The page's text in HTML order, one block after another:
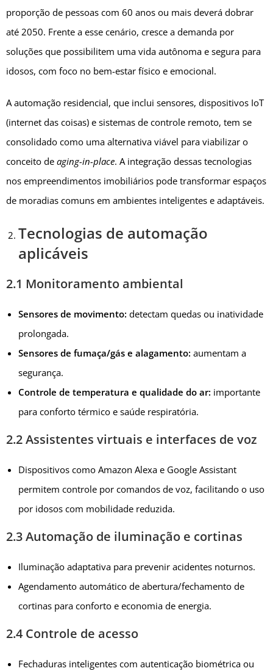
proporção de pessoas com 60 anos ou mais deverá dobrar
até 2050. Frente a esse cenário, cresce a demanda por
soluções que possibilitem uma vida autônoma e segura para
idosos, com foco no bem-estar físico e emocional.
A automação residencial, que inclui sensores, dispositivos IoT
(internet das coisas) e sistemas de controle remoto, tem se
consolidado como uma alternativa viável para viabilizar o
conceito deaging-in-place. A integração dessas tecnologias
nos empreendimentos imobiliários pode transformar espaços
de moradias comuns em ambientes inteligentes e adaptáveis.
Tecnologias de automação
aplicáveis
2.1 Monitoramento ambiental
Sensores de movimento: detectam quedas ou inatividade
prolongada.
Sensores de fumaça/gás e alagamento: aumentam a
segurança.
Controle de temperatura e qualidade do ar: importante
para conforto térmico e saúde respiratória.
2.2 Assistentes virtuais e interfaces de voz
Dispositivos como Amazon Alexa e Google Assistant
permitem controle por comandos de voz, facilitando o uso
por idosos com mobilidade reduzida.
2.3 Automação de iluminação e cortinas
Iluminação adaptativa para prevenir acidentes noturnos.
Agendamento automático de abertura/fechamento de
cortinas para conforto e economia de energia.
2.4 Controle de acesso
Fechaduras inteligentes com autenticação biométrica ou